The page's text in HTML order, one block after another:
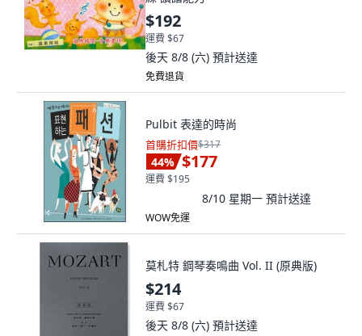
$192
運費 $67
後天 8/8 (六) 預計送達
免費退貨
Pulbit 表達的時尚
首購折扣價$317
44% $177
運費 $195
8/10 星期一 預計送達
WOW免運
莫札特 鋼琴奏鳴曲 Vol. II (原典版)
$214
運費 $67
後天 8/8 (六) 預計送達